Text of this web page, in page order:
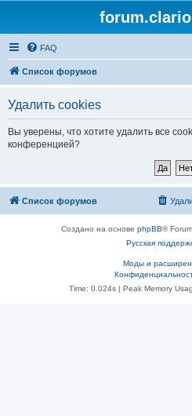
FAQ
Список форумов
Удалить cookies
Вы уверены, что хотите удалить все
конференцией?
Список форумов
Создано на основе phpBB®
Русская
Моды и
Time: 0.024s| Peak Memory